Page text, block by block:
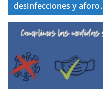
desinfecciones y aforo.